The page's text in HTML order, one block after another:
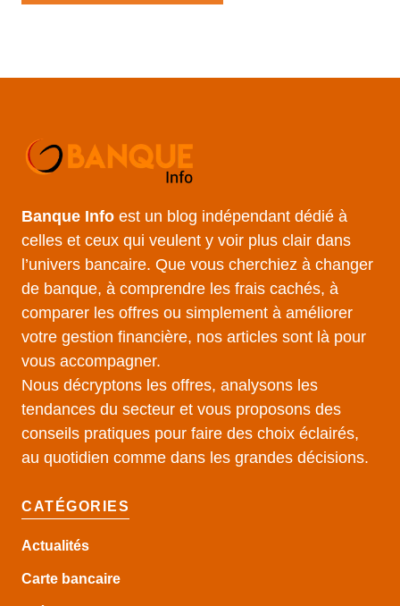
Banque Info est un blog indépendant dédié à
celles et ceux qui veulent y voir plus clair dans
l’univers bancaire. Que vous cherchiez à changer
de banque, à comprendre les frais cachés, à
comparer les offres ou simplement à améliorer
votre gestion financière, nos articles sont là pour
vous accompagner.
Nous décryptons les offres, analysons les
tendances du secteur et vous proposons des
conseils pratiques pour faire des choix éclairés,
au quotidien comme dans les grandes décisions.
CATÉGORIES
Actualités
Carte bancaire